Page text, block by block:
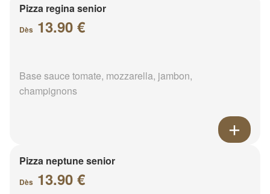
Pizza regina senior
Dès 13.90 €
Base sauce tomate, mozzarella, jambon,
champignons
Pizza neptune senior
Dès 13.90 €